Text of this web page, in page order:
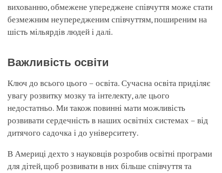
вихованню, обмежене упереджене співчуття може стати
безмежним неупередженим співчуттям, поширеним на
шість мільярдів людей і далі.
Важливість освіти
Ключ до всього цього – освіта. Сучасна освіта приділяє
увагу розвитку мозку та інтелекту, але цього
недостатньо. Ми також повинні мати можливість
розвивати сердечність в наших освітніх системах – від
дитячого садочка і до університету.
В Америці дехто з науковців розробив освітні програми
для дітей, щоб розвивати в них більше співчуття та